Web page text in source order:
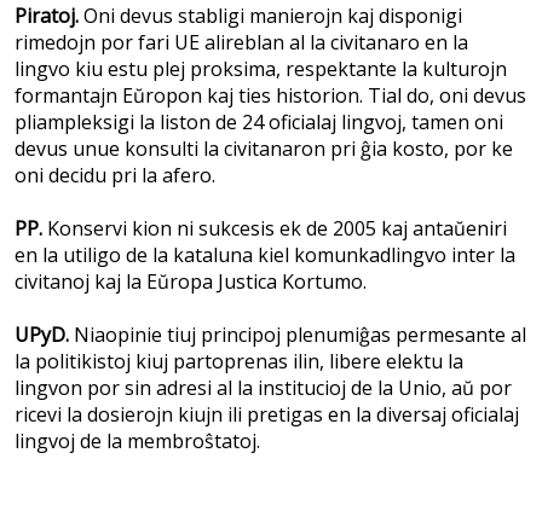
Piratoj.Oni devus stabligi manierojn kaj disponigi
rimedojn por fari UE alireblan al la civitanaro en la
lingvo kiu estu plej proksima, respektante la kulturojn
formantajn Eŭropon kaj ties historion. Tial do, oni devus
pliampleksigi la liston de 24 oficialaj lingvoj, tamen oni
devus unue konsulti la civitanaron pri ĝia kosto, por ke
oni decidu pri la afero.
PP. Konservi kion ni sukcesis ek de 2005 kaj antaŭeniri
en la utiligo de la kataluna kiel komunkadlingvo inter la
civitanoj kaj la Eŭropa Justica Kortumo.
UPyD. Niaopinie tiuj principoj plenumiĝas permesante al
la politikistoj kiuj partoprenas ilin, libere elektu la
lingvon por sin adresi al la institucioj de la Unio, aŭ por
ricevi la dosierojn kiujn ili pretigas en la diversaj oficialaj
lingvoj de la membroŝtatoj.